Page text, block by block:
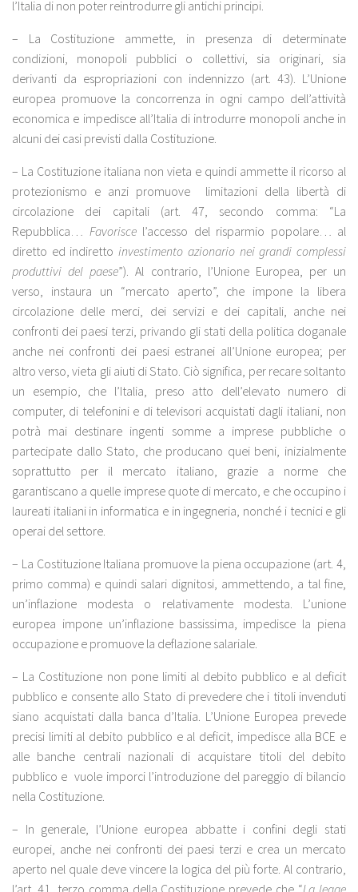
l’Italia di non poter reintrodurre gli antichi principi.
– La Costituzione ammette, in presenza di determinate
condizioni, monopoli pubblici o collettivi, sia originari, sia
derivanti da espropriazioni con indennizzo (art. 43). L’Unione
europea promuove la concorrenza in ogni campo dell’attività
economica e impedisce all’Italia di introdurre monopoli anche in
alcuni dei casi previsti dalla Costituzione.
– La Costituzione italiana non vieta e quindi ammette il ricorso al
protezionismo e anzi promuove limitazioni della libertà di
circolazione dei capitali (art. 47, secondo comma: “La
Repubblica… Favoriscel’accesso del risparmio popolare… al
diretto ed indirettoinvestimento azionario nei grandi complessi
produttivi del paese”). Al contrario, l’Unione Europea, per un
verso, instaura un “mercato aperto”, che impone la libera
circolazione delle merci, dei servizi e dei capitali, anche nei
confronti dei paesi terzi, privando gli stati della politica doganale
anche nei confronti dei paesi estranei all’Unione europea; per
altro verso, vieta gli aiuti di Stato. Ciò significa, per recare soltanto
un esempio, che l’Italia, preso atto dell’elevato numero di
computer, di telefonini e di televisori acquistati dagli italiani, non
potrà mai destinare ingenti somme a imprese pubbliche o
partecipate dallo Stato, che producano quei beni, inizialmente
soprattutto per il mercato italiano, grazie a norme che
garantiscano a quelle imprese quote di mercato, e che occupino i
laureati italiani in informatica e in ingegneria, nonché i tecnici e gli
operai del settore.
– La Costituzione Italiana promuove la piena occupazione (art. 4,
primo comma) e quindi salari dignitosi, ammettendo, a tal fine,
un’inflazione modesta o relativamente modesta. L’unione
europea impone un’inflazione bassissima, impedisce la piena
occupazione e promuove la deflazione salariale.
– La Costituzione non pone limiti al debito pubblico e al deficit
pubblico e consente allo Stato di prevedere che i titoli invenduti
siano acquistati dalla banca d’Italia. L’Unione Europea prevede
precisi limiti al debito pubblico e al deficit, impedisce alla BCE e
alle banche centrali nazionali di acquistare titoli del debito
pubblico e vuole imporci l’introduzione del pareggio di bilancio
nella Costituzione.
– In generale, l’Unione europea abbatte i confini degli stati
europei, anche nei confronti dei paesi terzi e crea un mercato
aperto nel quale deve vincere la logica del più forte. Al contrario,
l’art. 41, terzo comma della Costituzione prevede che “La legge